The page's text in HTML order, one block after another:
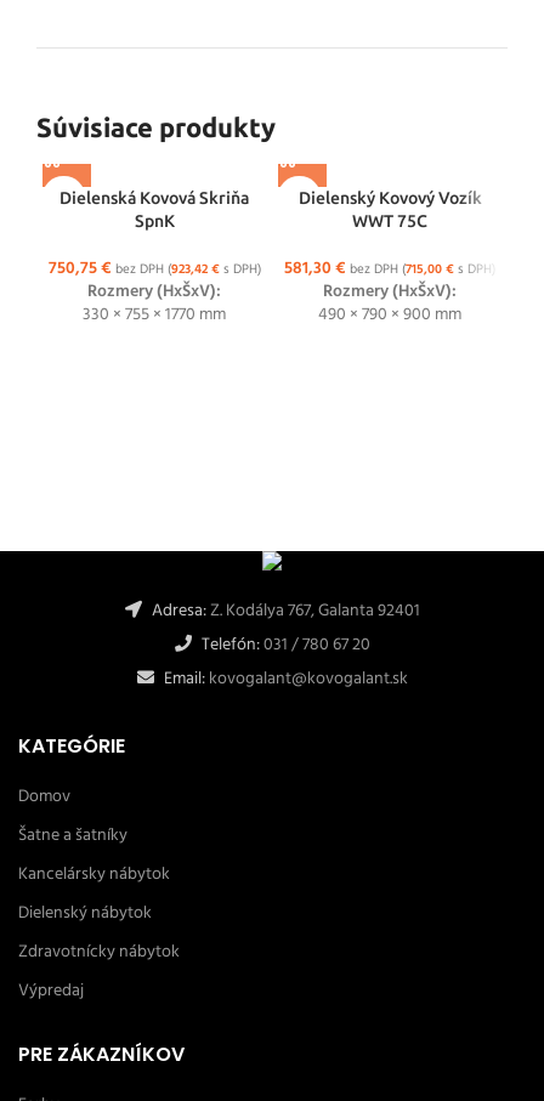
Súvisiace produkty
Dielenská Kovová Skriňa
SpnK
750,75€ bez DPH (923,42€s DPH)
Rozmery (HxŠxV):
330 × 755 × 1770 mm
Dielenský Kovový Vozík
WWT 75C
581,30€ bez DPH (715,00€s DPH)
Rozmery (HxŠxV):
490 × 790 × 900 mm
Adresa:Z. Kodálya 767, Galanta 92401
Telefón:031 / 780 67 20
Email:kovogalant@kovogalant.sk
KATEGÓRIE
Domov
Šatne a šatníky
Kancelársky nábytok
Dielenský nábytok
Zdravotnícky nábytok
Výpredaj
PRE ZÁKAZNÍKOV